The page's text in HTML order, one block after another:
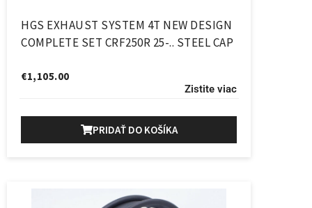
HGS EXHAUST SYSTEM 4T NEW DESIGN
COMPLETE SET CRF250R 25-.. STEEL CAP
€1,105.00
Zistite viac
PRIDAŤ DO KOŠÍKA